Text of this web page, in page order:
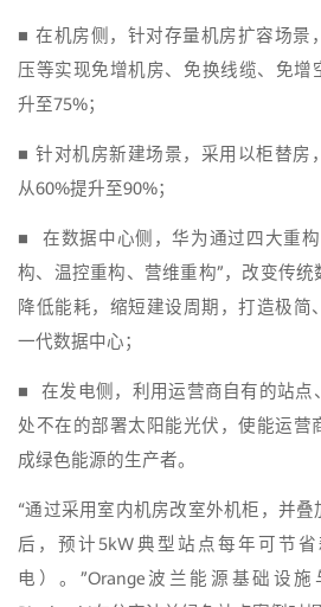
■ 在机房侧，针对存量机房扩容场景
压等实现免增机房、免换线缆、免增
升至75%；
■ 针对机房新建场景，采用以柜替房
从60%提升至90%；
■ 在数据中心侧，华为通过四大重
构、温控重构、营维重构”，改变传
降低能耗，缩短建设周期，打造极简
一代数据中心；
■ 在发电侧，利用运营商自有的站点
处不在的部署太阳能光伏，使能运营
成绿色能源的生产者。
“通过采用室内机房改室外机柜，并
后，预计5kW典型站点每年可节省
电）。”Orange波兰能源基础设